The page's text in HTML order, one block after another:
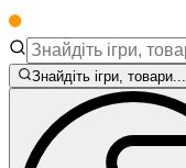
Знайдіть ігри, товари...